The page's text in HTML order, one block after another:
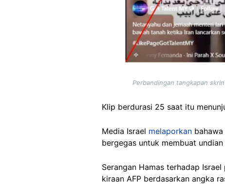
Perbandingan tangkapan
Klip berdurasi 25 saat itu
Media Israel melaporkan
bergegas untuk membuat
Serangan Hamas terhadap
kiraan AFP berdasarkan angka